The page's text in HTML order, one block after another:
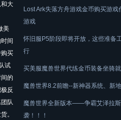
大
美
间
买
试
的
反
队
。
Lost Ark失落方舟游戏金币购买游戏
游戏
怀旧服P5阶段即将开放，这些准备
行
买美服魔兽世界代练金币装备坐骑
魔兽世界8.2前瞻--新神器系统、新
魔兽世界全新版本——争霸艾泽拉
袭！！！